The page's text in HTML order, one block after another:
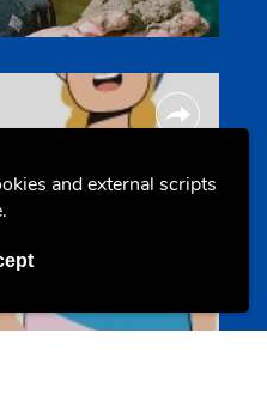
and external scripts